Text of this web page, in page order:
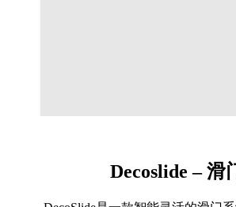
Decoslide – 滑